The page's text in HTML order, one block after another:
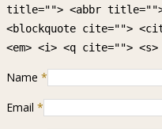
title=""> <abbr title="">
<blockquote cite="">
<em> <i> <q cite="">
Name *
Email *